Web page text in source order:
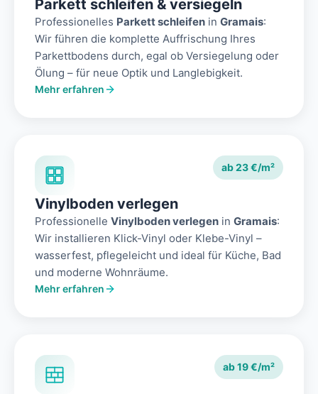
Parkett schleifen & versiegeln
Professionelles Parkett schleifen in Gramais:
Wir führen die komplette Auffrischung Ihres
Parkettbodens durch, egal ob Versiegelung oder
Ölung – für neue Optik und Langlebigkeit.
Mehr erfahren
ab 23 €/m²
Vinylboden verlegen
Professionelle Vinylboden verlegen in Gramais:
Wir installieren Klick-Vinyl oder Klebe-Vinyl –
wasserfest, pflegeleicht und ideal für Küche, Bad
und moderne Wohnräume.
Mehr erfahren
ab 19 €/m²